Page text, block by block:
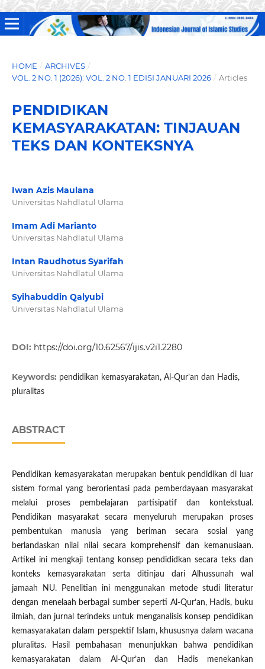
HOME / ARCHIVES /
VOL. 2 NO. 1 (2026): VOL. 2 NO. 1 EDISI JANUARI 2026 / Articles
PENDIDIKAN
KEMASYARAKATAN: TINJAUAN
TEKS DAN KONTEKSNYA
Iwan Azis Maulana
Universitas Nahdlatul Ulama
Imam Adi Marianto
Universitas Nahdlatul Ulama
Intan Raudhotus Syarifah
Universitas Nahdlatul Ulama
Syihabuddin Qalyubi
Universitas Nahdlatul Ulama
DOI: https://doi.org/10.62567/ijis.v2i1.2280
Keywords: pendidikan kemasyarakatan, Al-Qur’an dan Hadis,
pluralitas
ABSTRACT
Pendidikan kemasyarakatan merupakan bentuk pendidikan di luar
sistem formal yang berorientasi pada pemberdayaan masyarakat
melalui proses pembelajaran partisipatif dan kontekstual.
Pendidikan masyarakat secara menyeluruh merupakan proses
pembentukan manusia yang beriman secara sosial yang
berlandaskan nilai nilai secara komprehensif dan kemanusiaan.
Artikel ini mengkaji tentang konsep pendididkan secara teks dan
konteks kemasyarakatan serta ditinjau dari Alhussunah wal
jamaah NU. Penelitian ini menggunakan metode studi literatur
dengan menelaah berbagai sumber seperti Al-Qur’an, Hadis, buku
ilmiah, dan jurnal terindeks untuk menganalisis konsep pendidikan
kemasyarakatan dalam perspektif Islam, khususnya dalam wacana
pluralitas. Hasil pembahasan menunjukkan bahwa pendidikan
kemasyarakatan dalam Al-Qur’an dan Hadis menekankan